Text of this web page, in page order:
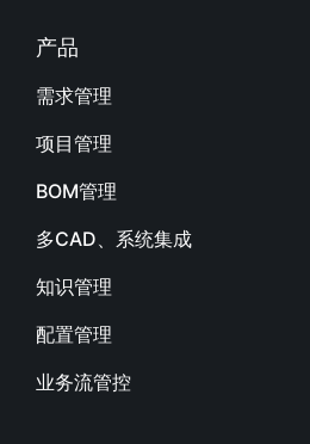
产品
需求管理
项目管理
BOM管理
多CAD、系统集成
知识管理
配置管理
业务流管控